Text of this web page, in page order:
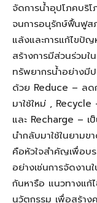
จัดการน้ำอุปโภคบริ
จนการอนุรักษ์ฟื้นฟู
แล้งและการแก้ไขปัญ
สร้างการมีส่วนร่วมใ
ทรัพยากรน้ำอย่างมี
ด้วย Reduce – ลด
มาใช้ใหม่ ,
และ Recharge – เ
นำกลับมาใช้ในยาม
คือหัวใจสำคัญเพื่อบ
อย่างเช่นการจัดงา
กันหารือ แนวทางแก้
นวัตกรรม เพื่อสร้า